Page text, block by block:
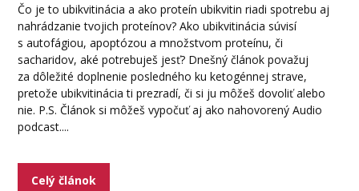
Čo je to ubikvitinácia a ako proteín ubikvitin riadi spotrebu aj
nahrádzanie tvojich proteínov? Ako ubikvitinácia súvisí
s autofágiou, apoptózou a množstvom proteínu, či
sacharidov, aké potrebuješ jesť? Dnešný článok považuj
za dôležité doplnenie posledného ku ketogénnej strave,
pretože ubikvitinácia ti prezradí, či si ju môžeš dovoliť alebo
nie. P.S. Článok si môžeš vypočuť aj ako nahovorený Audio
podcast....
Celý článok